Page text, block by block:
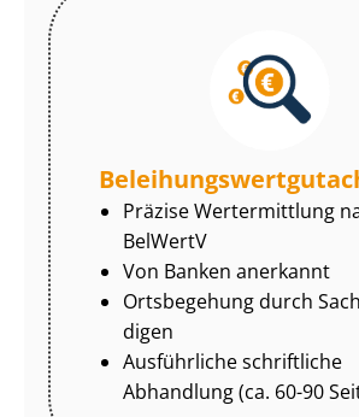
Präzise Wertermittlung
BelWertV
Von Banken anerkannt
Ortsbegehung durch
di­gen
Ausführliche schriftliche
Abhandlung (ca. 60-90